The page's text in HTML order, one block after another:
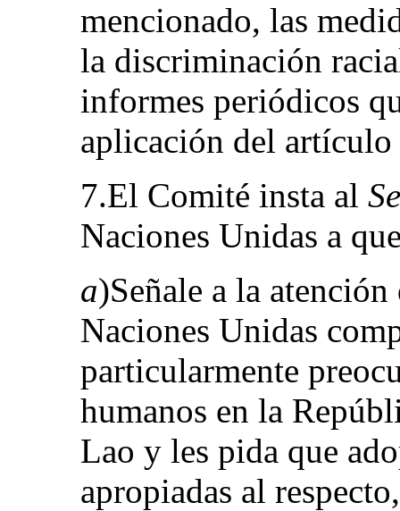
mencionado, las
la discriminación
informes periódicos
aplicación del
7.El Comité insta al
Naciones Unidas a
a)Señale a la
Naciones Unidas
particularmente
humanos en la
Lao y les pida que
apropiadas al